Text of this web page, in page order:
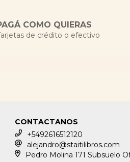
COMO QUIERAS
de crédito o efectivo
CONTACTANOS
+5492616512120
alejandro@staitilibros.com
Pedro Molina 171 Subsuelo